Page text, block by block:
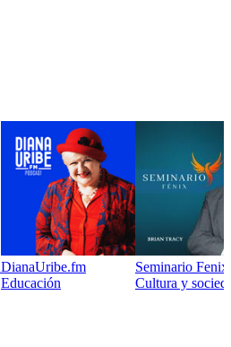
DianaUribe.fm
Educación
Seminario
Cultura y